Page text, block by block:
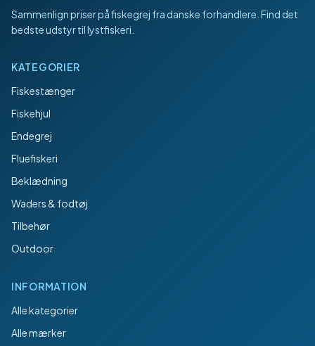
Sammenlign priser på fiskegrej fra danske forhandlere. Find det
bedste udstyr til lystfiskeri.
KATEGORIER
Fiskestænger
Fiskehjul
Endegrej
Fluefiskeri
Beklædning
Waders & fodtøj
Tilbehør
Outdoor
INFORMATION
Alle kategorier
Alle mærker